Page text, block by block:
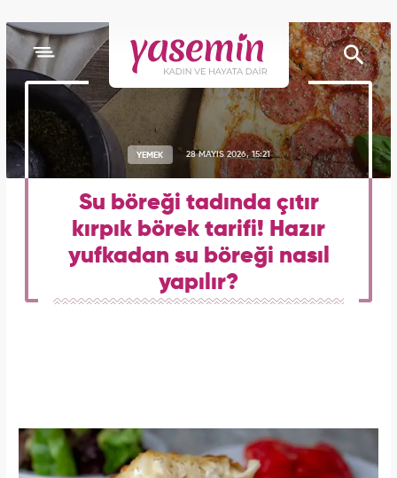
YEMEK 28 MAYIS 2026, 15:21
Su böreği tadında çıtır
kırpık börek tarifi! Hazır
yufkadan su böreği nasıl
yapılır?